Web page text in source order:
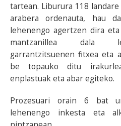
tartean. Liburura 118
arabera ordenauta, hau
lehenengo agertzen dira
mantzanillea dala
garrantzitsuenen fitxea eta
be topauko ditu
enplastuak eta abar egiteko.
Prozesuari orain 6 bat
lehenengo inkesta eta